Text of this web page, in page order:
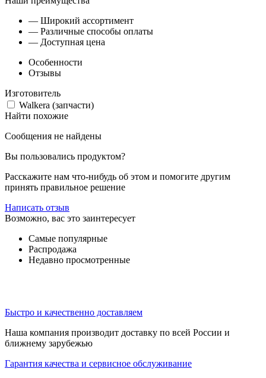
— Широкий ассортимент
— Различные способы оплаты
— Доступная цена
Особенности
Отзывы
Изготовитель
Walkera (запчасти)
Найти похожие
Сообщения не найдены
Вы пользовались продуктом?
Расскажите нам что-нибудь об этом и помогите другим
принять правильное решение
Написать отзыв
Возможно, вас это заинтересует
Самые популярные
Распродажа
Недавно просмотренные
Быстро и качественно доставляем
Наша компания производит доставку по всей России и
ближнему зарубежью
Гарантия качества и сервисное обслуживание